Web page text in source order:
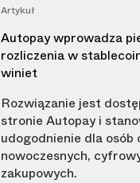
Artykuł
Autopay wprowadza
rozliczenia w
winiet
Rozwiązanie jest
stronie Autopay i
udogodnienie dla osób
nowoczesnych,
zakupowych.